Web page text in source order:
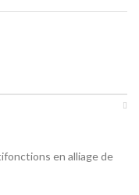
en alliage de